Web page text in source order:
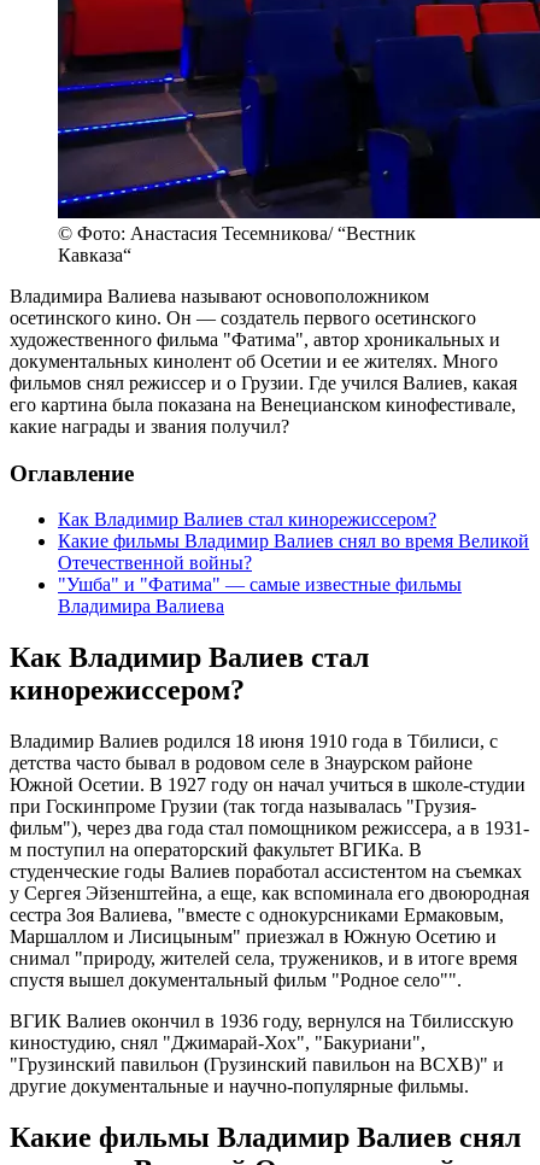
© Фото: Анастасия Тесемникова/ “Вестник
Кавказа“
Владимира Валиева называют основоположником
осетинского кино. Он — создатель первого осетинского
художественного фильма "Фатима", автор хроникальных и
документальных кинолент об Осетии и ее жителях. Много
фильмов снял режиссер и о Грузии. Где учился Валиев, какая
его картина была показана на Венецианском кинофестивале,
какие награды и звания получил?
Оглавление
Как Владимир Валиев стал кинорежиссером?
Какие фильмы Владимир Валиев снял во время Великой
Отечественной войны?
"Ушба" и "Фатима" — самые известные фильмы
Владимира Валиева
Как Владимир Валиев стал
кинорежиссером?
Владимир Валиев родился 18 июня 1910 года в Тбилиси, с
детства часто бывал в родовом селе в Знаурском районе
Южной Осетии. В 1927 году он начал учиться в школе-студии
при Госкинпроме Грузии (так тогда называлась "Грузия-
фильм"), через два года стал помощником режиссера, а в 1931-
м поступил на операторский факультет ВГИКа. В
студенческие годы Валиев поработал ассистентом на съемках
у Сергея Эйзенштейна, а еще, как вспоминала его двоюродная
сестра Зоя Валиева, "вместе с однокурсниками Ермаковым,
Маршаллом и Лисицыным" приезжал в Южную Осетию и
снимал "природу, жителей села, тружеников, и в итоге время
спустя вышел документальный фильм "Родное село"".
ВГИК Валиев окончил в 1936 году, вернулся на Тбилисскую
киностудию, снял "Джимарай-Хох", "Бакуриани",
"Грузинский павильон (Грузинский павильон на ВСХВ)" и
другие документальные и научно-популярные фильмы.
Какие фильмы Владимир Валиев снял